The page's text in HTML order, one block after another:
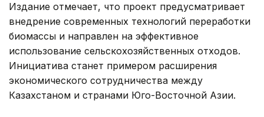
Издание отмечает, что проект предусматривает
внедрение современных технологий переработки
биомассы и направлен на эффективное
использование сельскохозяйственных отходов.
Инициатива станет примером расширения
экономического сотрудничества между
Казахстаном и странами Юго-Восточной Азии.